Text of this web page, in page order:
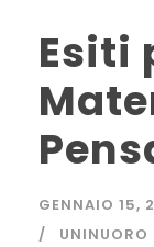
Esiti
GENNAIO 15,
UNINUORO